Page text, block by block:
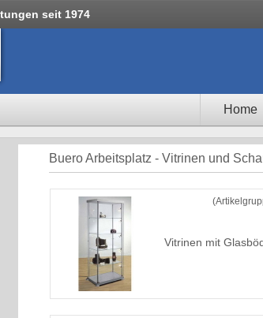
seit 1974
Home
Buero Arbeitsplatz - Vitrinen und
Vitrinen mit